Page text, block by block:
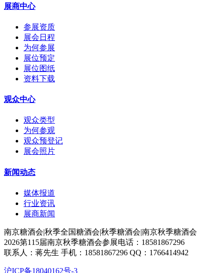
展商中心
参展资质
展会日程
为何参展
展位预定
展位图纸
资料下载
观众中心
观众类型
为何参观
观众预登记
展会照片
新闻动态
媒体报道
行业资讯
展商新闻
南京糖酒会|秋季全国糖酒会|秋季糖酒会|南京秋季糖酒会
2026第115届南京秋季糖酒会参展电话：18581867296
联系人：蒋先生 手机：18581867296 QQ：1766414942
沪ICP备18040162号-3